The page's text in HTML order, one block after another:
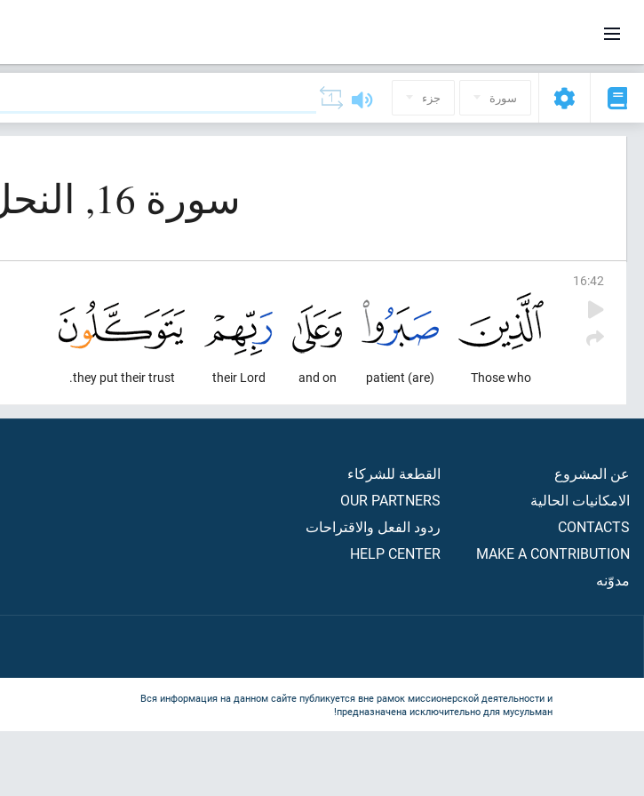
سورة جزء
سورة 16, النحل (النحل)
16:42
Those who
(are) patient
and on
their Lord
they put their trust.
عن المشروع
الامكانيات الحالية
CONTACTS
MAKE A CONTRIBUTION
مدوّنه
القطعة للشركاء
OUR PARTNERS
ردود الفعل والاقتراحات
HELP CENTER
Вся информация на данном сайте публикуется вне рамок миссионерской деятельности и
предназначена исключительно для мусульман!